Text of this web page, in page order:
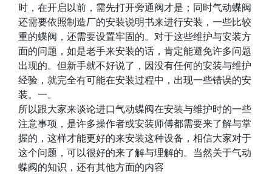
时，在开启以前，需先打开旁通阀才是；同时气动蝶阀
还需要依照制造厂的安装说明书来进行安装，一些比较
重的蝶阀，还需要设置牢固的。对于这些维护与安装方
面的问题，如是老手来安装的话，肯定能避免许多问题
出现的。但新手就不好说了，因没有任何的安装与维护
经验，就完全有可能在安装过程中，出现一些错误的安
装。一。
所以跟大家来谈论进口气动蝶阀在安装与维护时的一些
注意事项，是许多操作者或安装师傅都需要来了解与掌
握的，这样才能更好的来安装这种设备，相信大家对于
这个问题，可以很好的来了解与理解的。当然关于气动
蝶阀的知识，还有其他方面的内容